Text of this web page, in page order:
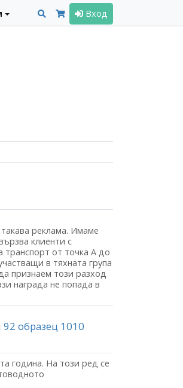
Вход
реклама. Имаме
клиенти с
транспорт от точка А до
в тяхната група
признаем този разход
награда не попада в
образец 1010
година. На този ред се